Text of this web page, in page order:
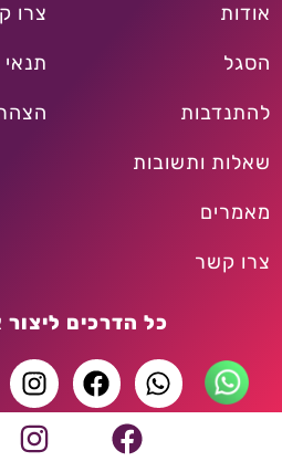
אודות
הסגל
להתנדבות
שאלות ותשובות
מאמרים
צרו קשר
צרו
כל הדרכים